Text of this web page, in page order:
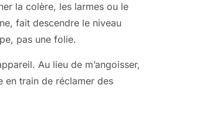
la colère, les larmes ou le
fait descendre le niveau
pas une folie.
Au lieu de m’angoisser,
en train de réclamer des